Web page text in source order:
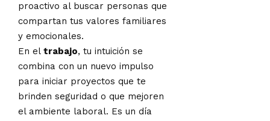
proactivo al buscar personas que
compartan tus valores familiares
y emocionales.
En el trabajo, tu intuición se
combina con un nuevo impulso
para iniciar proyectos que te
brinden seguridad o que mejoren
el ambiente laboral. Es un día